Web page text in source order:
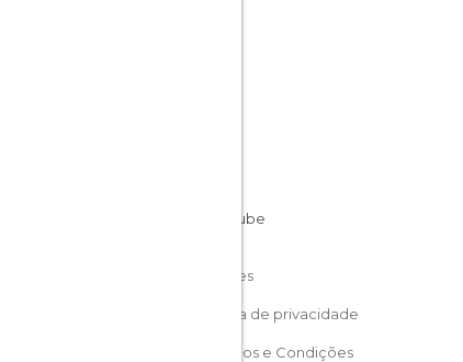
Cookies
Política de privacidade
Términos e Condições